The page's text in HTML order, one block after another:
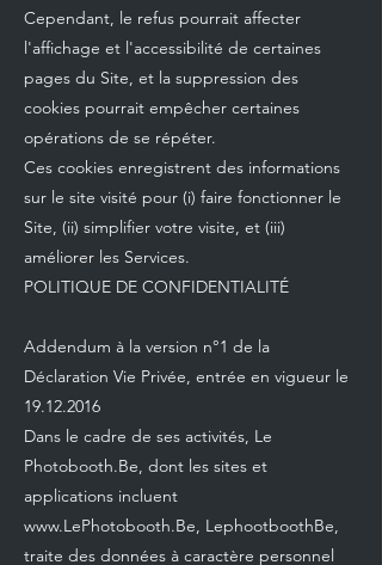
Cependant, le refus pourrait affecter
l'affichage et l'accessibilité de certaines
pages du Site, et la suppression des
cookies pourrait empêcher certaines
opérations de se répéter.
Ces cookies enregistrent des informations
sur le site visité pour (i) faire fonctionner le
Site, (ii) simplifier votre visite, et (iii)
améliorer les Services.
POLITIQUE DE CONFIDENTIALITÉ
Addendum à la version n°1 de la
Déclaration Vie Privée, entrée en vigueur le
19.12.2016
Dans le cadre de ses activités, Le
Photobooth.Be, dont les sites et
applications incluent
www.LePhotobooth.Be, LephootboothBe,
traite des données à caractère personnel